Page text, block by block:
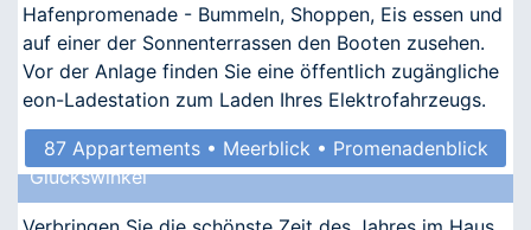
Hafenpromenade - Bummeln, Shoppen, Eis essen und
auf einer der Sonnenterrassen den Booten zusehen.
Vor der Anlage finden Sie eine öffentlich zugängliche
eon-Ladestation zum Laden Ihres Elektrofahrzeugs.
87 Appartements • Meerblick • Promenadenblick
• Kindgerecht • Barrierefrei
Glückswinkel